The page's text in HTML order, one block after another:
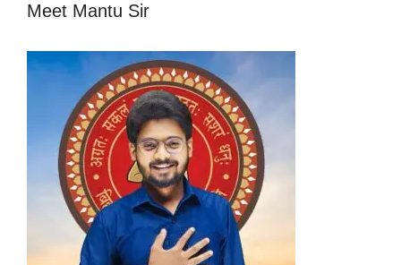
Meet Mantu Sir